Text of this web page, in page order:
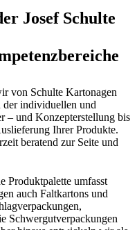
Josef Schulte
von Schulte Kartonagen
individuellen und
– und Konzepterstellung bis
Ihrer Produkte.
beratend zur Seite und
Produktpalette umfasst
auch Faltkartons und
Schwergutverpackungen